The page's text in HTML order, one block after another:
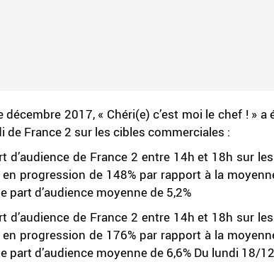
décembre 2017, « Chéri(e) c’est moi le chef ! »
de France 2 sur les cibles commerciales :
d’audience de France 2 entre 14h et 18h sur
progression de 148% par rapport à la
part d’audience moyenne de 5,2%
d’audience de France 2 entre 14h et 18h sur
progression de 176% par rapport à la
part d’audience moyenne de 6,6% Du lundi